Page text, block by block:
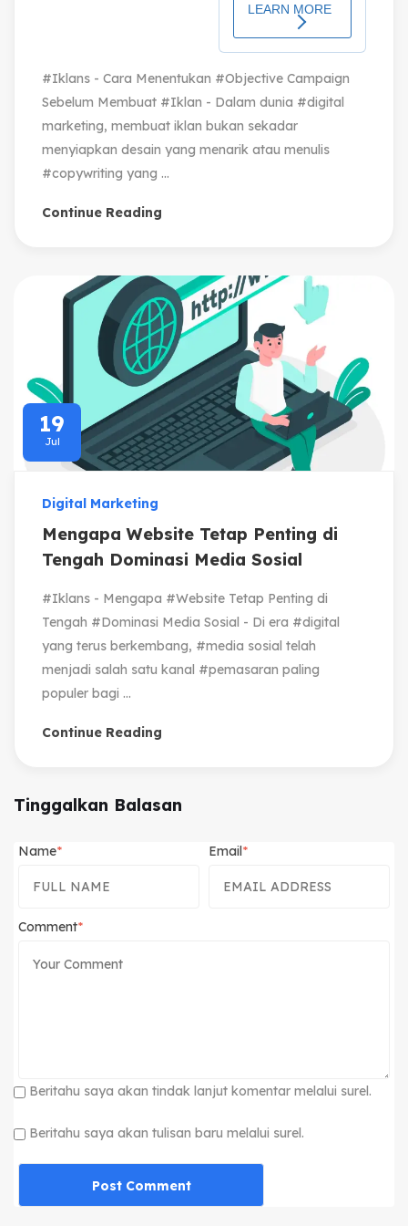
#Iklans - Cara Menentukan #Objective Campaign
Sebelum Membuat #Iklan - Dalam dunia #digital
marketing, membuat iklan bukan sekadar
menyiapkan desain yang menarik atau menulis
#copywriting yang ...
Continue Reading
19
Jul
Digital Marketing
Mengapa Website Tetap Penting di
Tengah Dominasi Media Sosial
#Iklans - Mengapa #Website Tetap Penting di
Tengah #Dominasi Media Sosial - Di era #digital
yang terus berkembang, #media sosial telah
menjadi salah satu kanal #pemasaran paling
populer bagi ...
Continue Reading
Tinggalkan Balasan
Name Email
Comment
Beritahu saya akan tindak lanjut komentar melalui surel.
Beritahu saya akan tulisan baru melalui surel.